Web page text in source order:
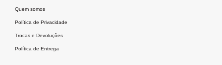
Quem somos
Política de Privacidade
Trocas e Devoluções
Política de Entrega